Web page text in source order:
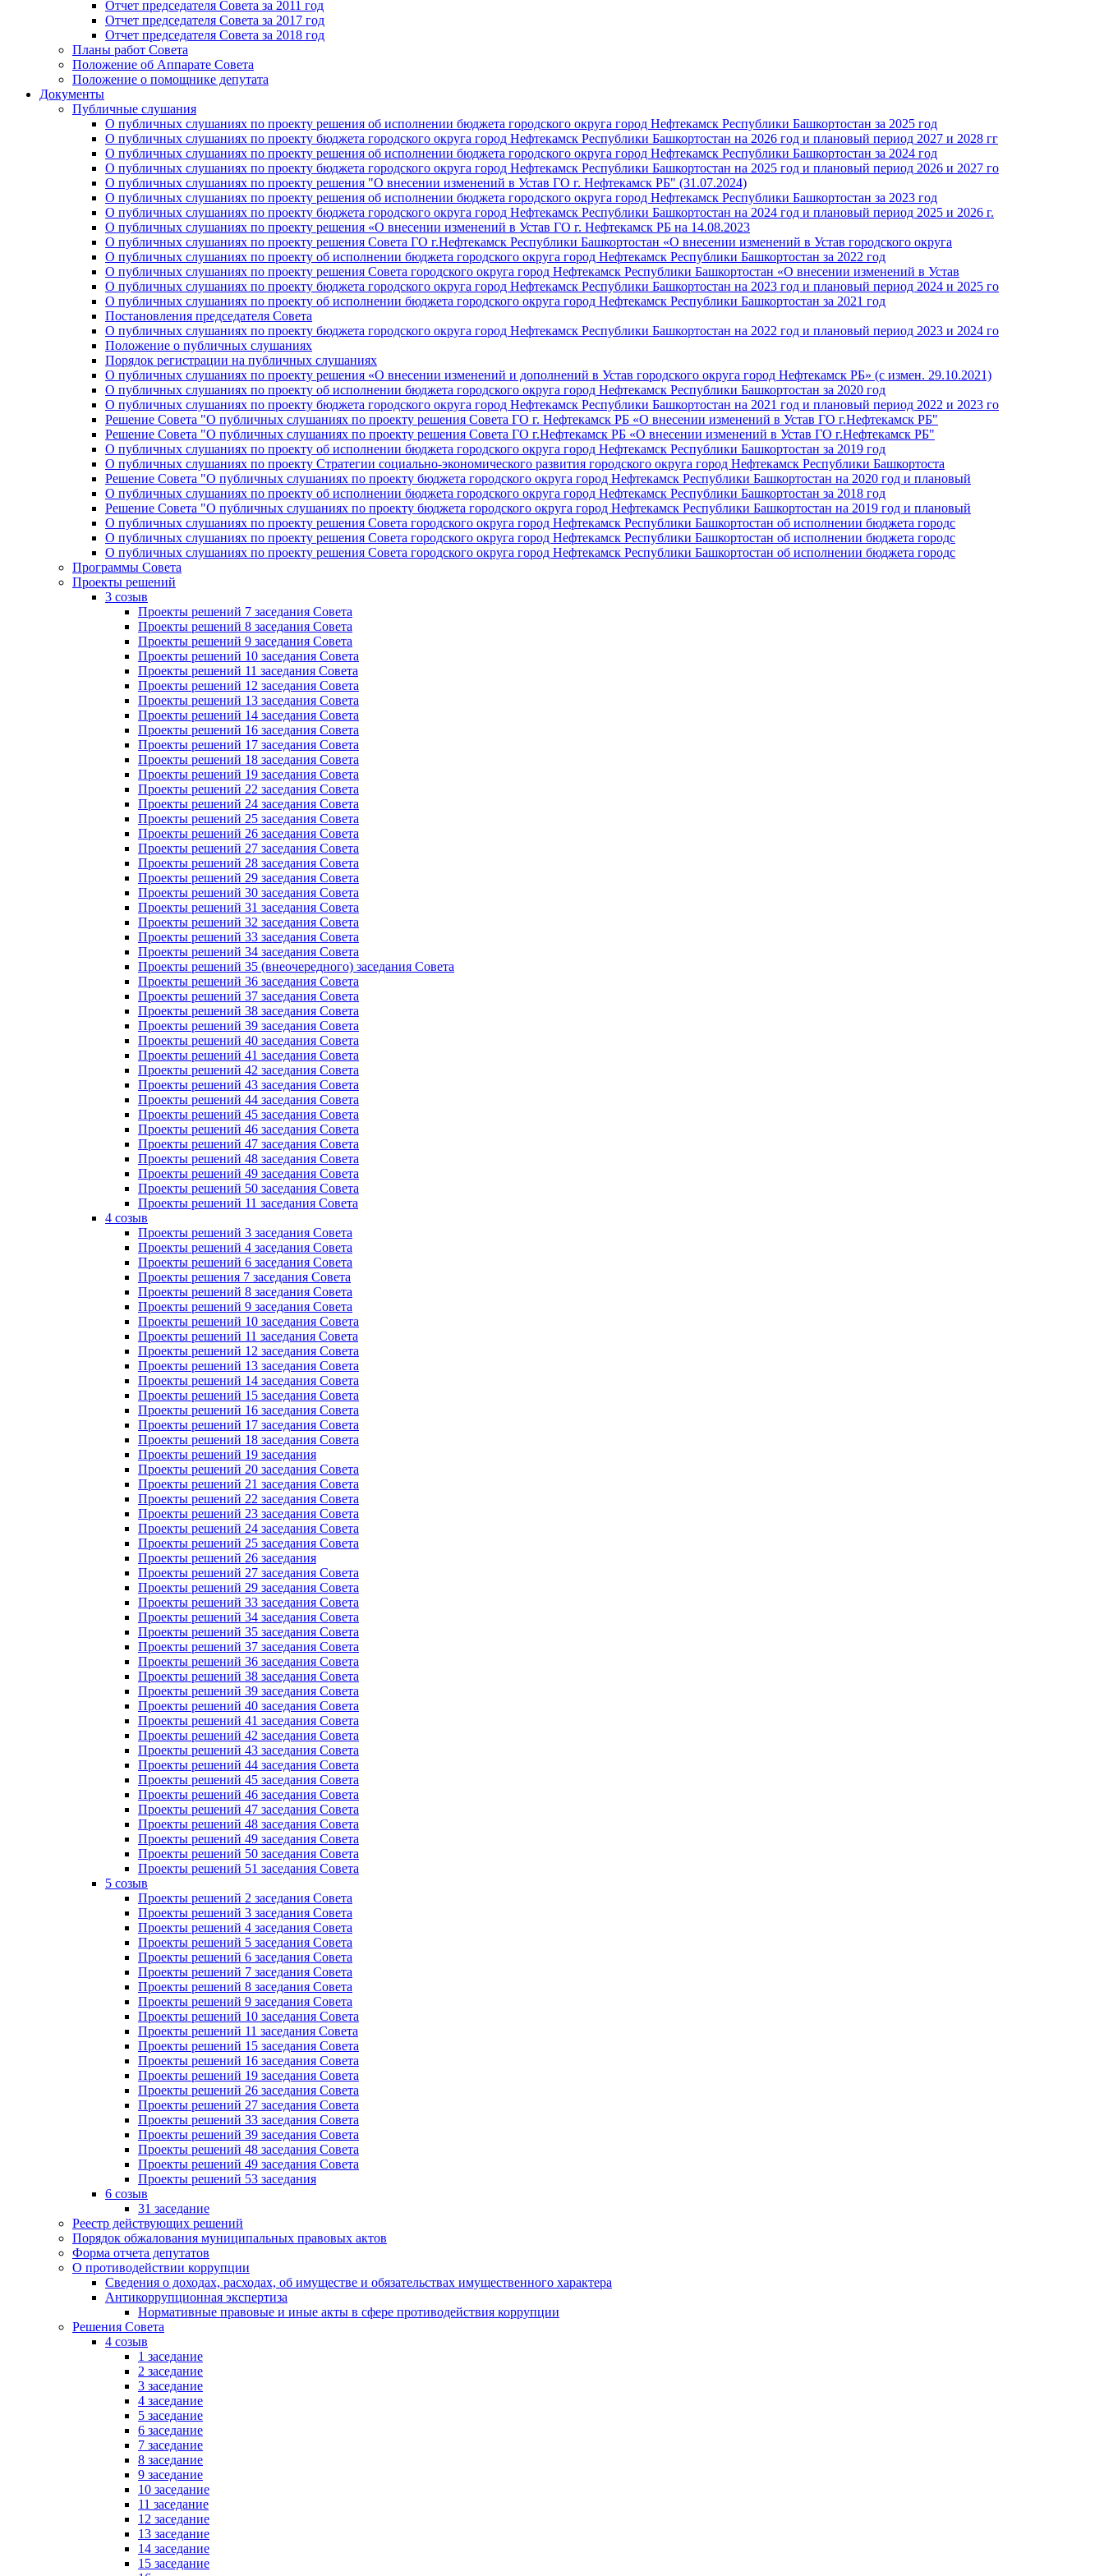
Отчет председателя Совета за 2011 год
Отчет председателя Совета за 2017 год
Отчет председателя Совета за 2018 год
Планы работ Совета
Положение об Аппарате Совета
Положение о помощнике депутата
Документы
Публичные слушания
О публичных слушаниях по проекту решения об исполнении бюджета городского округа город Нефтекамск Республики Башкортостан за 2025 год
О публичных слушаниях по проекту бюджета городского округа город Нефтекамск Республики Башкортостан на 2026 год и плановый период 2027 и 2028 гг
О публичных слушаниях по проекту решения об исполнении бюджета городского округа город Нефтекамск Республики Башкортостан за 2024 год
О публичных слушаниях по проекту бюджета городского округа город Нефтекамск Республики Башкортостан на 2025 год и плановый период 2026 и 2027 го
О публичных слушаниях по проекту решения "О внесении изменений в Устав ГО г. Нефтекамск РБ" (31.07.2024)
О публичных слушаниях по проекту решения об исполнении бюджета городского округа город Нефтекамск Республики Башкортостан за 2023 год
О публичных слушаниях по проекту бюджета городского округа город Нефтекамск Республики Башкортостан на 2024 год и плановый период 2025 и 2026 г.
О публичных слушаниях по проекту решения «О внесении изменений в Устав ГО г. Нефтекамск РБ на 14.08.2023
О публичных слушаниях по проекту решения Совета ГО г.Нефтекамск Республики Башкортостан «О внесении изменений в Устав городского округа
О публичных слушаниях по проекту об исполнении бюджета городского округа город Нефтекамск Республики Башкортостан за 2022 год
О публичных слушаниях по проекту решения Совета городского округа город Нефтекамск Республики Башкортостан «О внесении изменений в Устав
О публичных слушаниях по проекту бюджета городского округа город Нефтекамск Республики Башкортостан на 2023 год и плановый период 2024 и 2025 го
О публичных слушаниях по проекту об исполнении бюджета городского округа город Нефтекамск Республики Башкортостан за 2021 год
Постановления председателя Совета
О публичных слушаниях по проекту бюджета городского округа город Нефтекамск Республики Башкортостан на 2022 год и плановый период 2023 и 2024 го
Положение о публичных слушаниях
Порядок регистрации на публичных слушаниях
О публичных слушаниях по проекту решения «О внесении изменений и дополнений в Устав городского округа город Нефтекамск РБ» (с измен. 29.10.2021)
О публичных слушаниях по проекту об исполнении бюджета городского округа город Нефтекамск Республики Башкортостан за 2020 год
О публичных слушаниях по проекту бюджета городского округа город Нефтекамск Республики Башкортостан на 2021 год и плановый период 2022 и 2023 го
Решение Совета "О публичных слушаниях по проекту решения Совета ГО г. Нефтекамск РБ «О внесении изменений в Устав ГО г.Нефтекамск РБ"
Решение Совета "О публичных слушаниях по проекту решения Совета ГО г.Нефтекамск РБ «О внесении изменений в Устав ГО г.Нефтекамск РБ"
О публичных слушаниях по проекту об исполнении бюджета городского округа город Нефтекамск Республики Башкортостан за 2019 год
О публичных слушаниях по проекту Стратегии социально-экономического развития городского округа город Нефтекамск Республики Башкортоста
Решение Совета "О публичных слушаниях по проекту бюджета городского округа город Нефтекамск Республики Башкортостан на 2020 год и плановый
О публичных слушаниях по проекту об исполнении бюджета городского округа город Нефтекамск Республики Башкортостан за 2018 год
Решение Совета "О публичных слушаниях по проекту бюджета городского округа город Нефтекамск Республики Башкортостан на 2019 год и плановый
О публичных слушаниях по проекту решения Совета городского округа город Нефтекамск Республики Башкортостан об исполнении бюджета городс
О публичных слушаниях по проекту решения Совета городского округа город Нефтекамск Республики Башкортостан об исполнении бюджета городс
О публичных слушаниях по проекту решения Совета городского округа город Нефтекамск Республики Башкортостан об исполнении бюджета городс
Программы Совета
Проекты решений
3 созыв
Проекты решений 7 заседания Совета
Проекты решений 8 заседания Совета
Проекты решений 9 заседания Совета
Проекты решений 10 заседания Совета
Проекты решений 11 заседания Совета
Проекты решений 12 заседания Совета
Проекты решений 13 заседания Совета
Проекты решений 14 заседания Совета
Проекты решений 16 заседания Совета
Проекты решений 17 заседания Совета
Проекты решений 18 заседания Совета
Проекты решений 19 заседания Совета
Проекты решений 22 заседания Совета
Проекты решений 24 заседания Совета
Проекты решений 25 заседания Совета
Проекты решений 26 заседания Совета
Проекты решений 27 заседания Совета
Проекты решений 28 заседания Совета
Проекты решений 29 заседания Совета
Проекты решений 30 заседания Совета
Проекты решений 31 заседания Совета
Проекты решений 32 заседания Совета
Проекты решений 33 заседания Совета
Проекты решений 34 заседания Совета
Проекты решений 35 (внеочередного) заседания Совета
Проекты решений 36 заседания Совета
Проекты решений 37 заседания Совета
Проекты решений 38 заседания Совета
Проекты решений 39 заседания Совета
Проекты решений 40 заседания Совета
Проекты решений 41 заседания Совета
Проекты решений 42 заседания Совета
Проекты решений 43 заседания Совета
Проекты решений 44 заседания Совета
Проекты решений 45 заседания Совета
Проекты решений 46 заседания Совета
Проекты решений 47 заседания Совета
Проекты решений 48 заседания Совета
Проекты решений 49 заседания Совета
Проекты решений 50 заседания Совета
Проекты решений 11 заседания Совета
4 созыв
Проекты решений 3 заседания Совета
Проекты решений 4 заседания Совета
Проекты решений 6 заседания Совета
Проекты решения 7 заседания Совета
Проекты решений 8 заседания Совета
Проекты решений 9 заседания Совета
Проекты решений 10 заседания Совета
Проекты решений 11 заседания Совета
Проекты решений 12 заседания Совета
Проекты решений 13 заседания Совета
Проекты решений 14 заседания Совета
Проекты решений 15 заседания Совета
Проекты решений 16 заседания Совета
Проекты решений 17 заседания Совета
Проекты решений 18 заседания Совета
Проекты решений 19 заседания
Проекты решений 20 заседания Совета
Проекты решений 21 заседания Совета
Проекты решений 22 заседания Совета
Проекты решений 23 заседания Совета
Проекты решений 24 заседания Совета
Проекты решений 25 заседания Совета
Проекты решений 26 заседания
Проекты решений 27 заседания Совета
Проекты решений 29 заседания Совета
Проекты решений 33 заседания Совета
Проекты решений 34 заседания Совета
Проекты решений 35 заседания Совета
Проекты решений 37 заседания Совета
Проекты решений 36 заседания Совета
Проекты решений 38 заседания Совета
Проекты решений 39 заседания Совета
Проекты решений 40 заседания Совета
Проекты решений 41 заседания Совета
Проекты решений 42 заседания Совета
Проекты решений 43 заседания Совета
Проекты решений 44 заседания Совета
Проекты решений 45 заседания Совета
Проекты решений 46 заседания Совета
Проекты решений 47 заседания Совета
Проекты решений 48 заседания Совета
Проекты решений 49 заседания Совета
Проекты решений 50 заседания Совета
Проекты решений 51 заседания Совета
5 созыв
Проекты решений 2 заседания Совета
Проекты решений 3 заседания Совета
Проекты решений 4 заседания Совета
Проекты решений 5 заседания Совета
Проекты решений 6 заседания Совета
Проекты решений 7 заседания Совета
Проекты решений 8 заседания Совета
Проекты решений 9 заседания Совета
Проекты решений 10 заседания Совета
Проекты решений 11 заседания Совета
Проекты решений 15 заседания Совета
Проекты решений 16 заседания Совета
Проекты решений 19 заседания Совета
Проекты решений 26 заседания Совета
Проекты решений 27 заседания Совета
Проекты решений 33 заседания Совета
Проекты решений 39 заседания Совета
Проекты решений 48 заседания Совета
Проекты решений 49 заседания Совета
Проекты решений 53 заседания
6 созыв
31 заседание
Реестр действующих решений
Порядок обжалования муниципальных правовых актов
Форма отчета депутатов
О противодействии коррупции
Сведения о доходах, расходах, об имуществе и обязательствах имущественного характера
Антикоррупционная экспертиза
Нормативные правовые и иные акты в сфере противодействия коррупции
Решения Совета
4 созыв
1 заседание
2 заседание
3 заседание
4 заседание
5 заседание
6 заседание
7 заседание
8 заседание
9 заседание
10 заседание
11 заседание
12 заседание
13 заседание
14 заседание
15 заседание